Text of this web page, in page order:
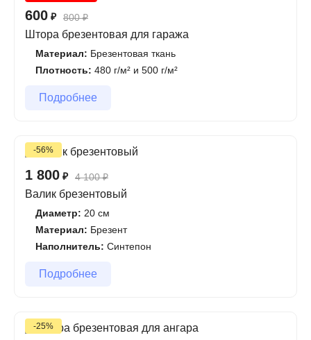
600 ₽ 800₽
Штора брезентовая для гаража
Материал: Брезентовая ткань
Плотность: 480 г/м² и 500 г/м²
Подробнее
-56%
1 800 ₽ 4 100₽
Валик брезентовый
Диаметр: 20 см
Материал: Брезент
Наполнитель: Синтепон
Подробнее
-25%